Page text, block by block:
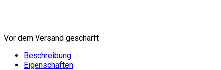
Vor dem Versand geschärft
Beschreibung
Eigenschaften